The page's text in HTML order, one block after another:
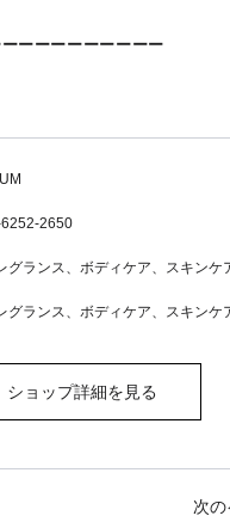
ーーーーーーーーー
2650
グランス、ボディケア、スキンケ
グランス、ボディケア、スキンケ
ショップ詳細を見る
次